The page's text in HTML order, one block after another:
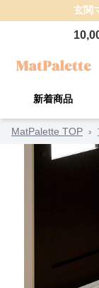
玄関
新着商品
MatPalette TOP ›